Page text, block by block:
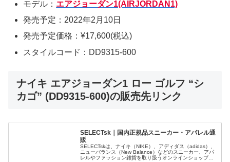
モデル： エアジョーダン1(AIRJORDAN1)
発売予定：2022年2月10日
発売予定価格：¥17,600(税込)
スタイルコード：DD9315-600
ナイキ エアジョーダン1 ロー ゴルフ “シ
カゴ” (DD9315-600)の販売先リンク
SELECTsk｜国内正規品スニーカー・アパレル通
販
SELECTskは、ナイキ（NIKE）、アディダス（adidas）、
ニューバランス（New Balance）などのスニーカー、アパ
レルやファッション雑貨を取り扱うオンラインショップで